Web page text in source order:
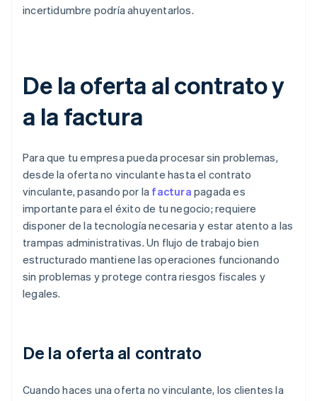
incertidumbre podría ahuyentarlos.
De la oferta al contrato y
a la factura
Para que tu empresa pueda procesar sin problemas,
desde la oferta no vinculante hasta el contrato
vinculante, pasando por la factura pagada es
importante para el éxito de tu negocio; requiere
disponer de la tecnología necesaria y estar atento a las
trampas administrativas. Un flujo de trabajo bien
estructurado mantiene las operaciones funcionando
sin problemas y protege contra riesgos fiscales y
legales.
De la oferta al contrato
Cuando haces una oferta no vinculante, los clientes la